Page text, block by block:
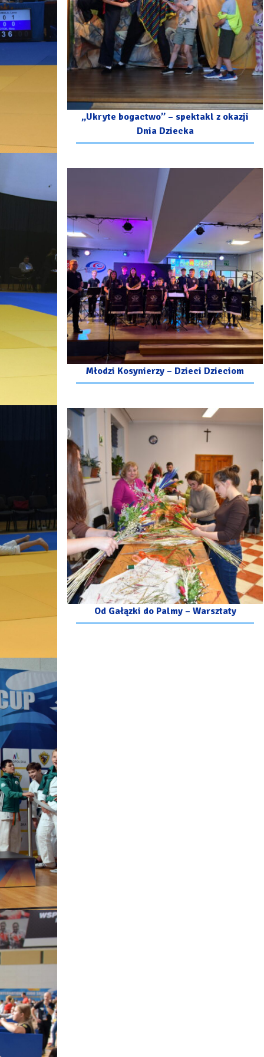
„Ukryte bogactwo” – spektakl z okazji
Dnia Dziecka
Młodzi Kosynierzy – Dzieci Dzieciom
Od Gałązki do Palmy – Warsztaty